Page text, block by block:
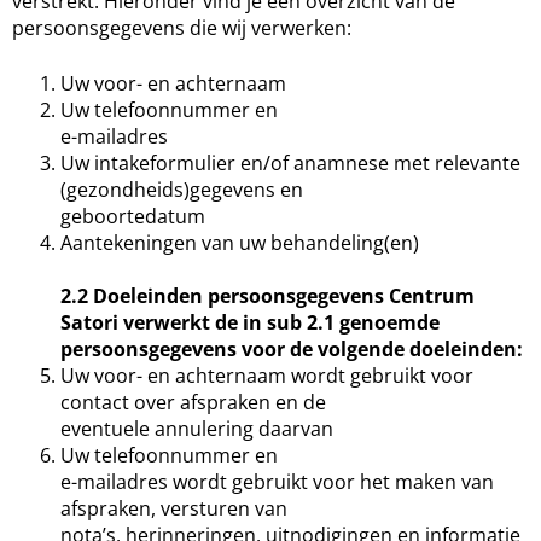
persoonsgegevens die wij verwerken:
Uw voor- en achternaam
Uw telefoonnummer en
e-mailadres
Uw intakeformulier en/of anamnese met relevante
(gezondheids)gegevens en
geboortedatum
Aantekeningen van uw behandeling(en)
2.2 Doeleinden persoonsgegevens Centrum
Satori verwerkt de in sub 2.1 genoemde
persoonsgegevens voor de volgende doeleinden:
Uw voor- en achternaam wordt gebruikt voor
contact over afspraken en de
eventuele annulering daarvan
Uw telefoonnummer en
e-mailadres wordt gebruikt voor het maken van
afspraken, versturen van
nota’s, herinneringen, uitnodigingen en informatie